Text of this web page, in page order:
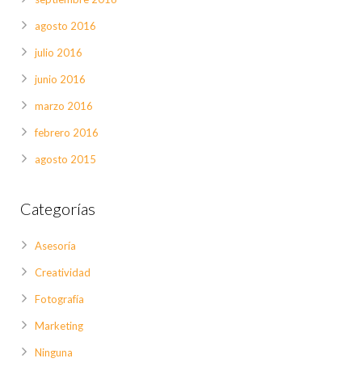
agosto 2016
julio 2016
junio 2016
marzo 2016
febrero 2016
agosto 2015
Categorías
Asesoría
Creatividad
Fotografía
Marketing
Ninguna